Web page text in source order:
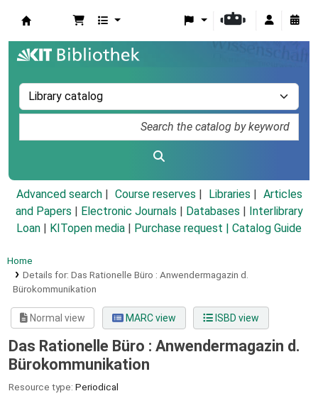
Advanced search Course reserves Libraries
Articles
and Papers
Electronic Journals Databases
Interlibrary
Loan
KITopen media Purchase request | Catalog Guide
Home
Details for: Das Rationelle Büro : Anwendermagazin d.
Bürokommunikation
Normal view MARC view ISBD view
Das Rationelle Büro : Anwendermagazin d.
Bürokommunikation
Resource type: Periodical